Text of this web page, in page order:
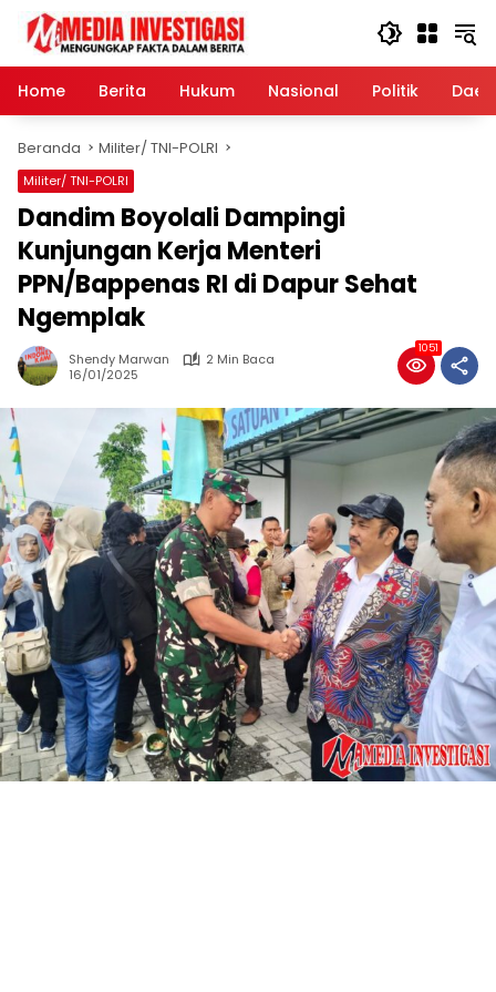
Langsung
konten
Home
Berita Hukum Nasional Politik
Beranda Militer/ TNI-POLRI
Militer/ TNI-POLRI
Dandim Boyolali Dampingi
Kunjungan Kerja Menteri
PPN/Bappenas RI di Dapur Sehat
Ngemplak
Shendy Marwan
2 Min Baca
16/01/2025
1051